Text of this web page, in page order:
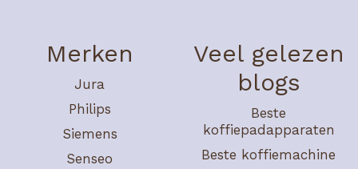
Merken
Jura
Philips
Siemens
Senseo
Veel gelezen
blogs
Beste
koffiepadapparaten
Beste koffiemachine